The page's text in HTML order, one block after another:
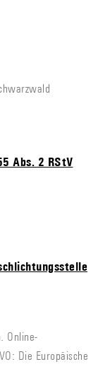
Abs. 2 RStV
Online-
Die Europäische